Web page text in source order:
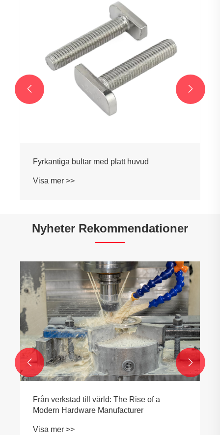
 
Nyheter Rekommendationer
Varför färre justeringar leder till bättre
maskinvaruprestanda
Visa mer >>
 